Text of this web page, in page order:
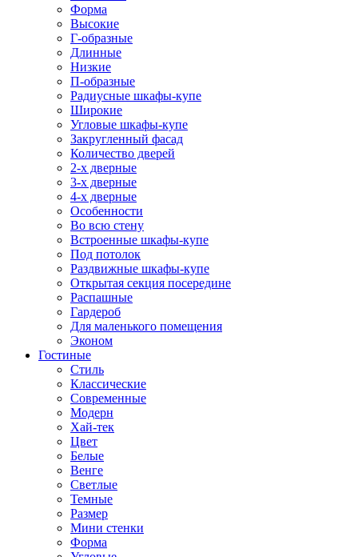
Форма
Высокие
Г-образные
Длинные
Низкие
П-образные
Радиусные шкафы-купе
Широкие
Угловые шкафы-купе
Закругленный фасад
Количество дверей
2-х дверные
3-х дверные
4-х дверные
Особенности
Во всю стену
Встроенные шкафы-купе
Под потолок
Раздвижные шкафы-купе
Открытая секция посередине
Распашные
Гардероб
Для маленького помещения
Эконом
Гостиные
Стиль
Классические
Современные
Модерн
Хай-тек
Цвет
Белые
Венге
Светлые
Темные
Размер
Мини стенки
Форма